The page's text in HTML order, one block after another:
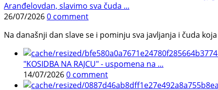
Aranđelovdan, slavimo sva čuda ...
26/07/20260 comment
Na današnji dan slave se i pominju sva javljanja i čuda
"KOSIDBA NA RAJCU" - uspomena na ...
14/07/20260 comment